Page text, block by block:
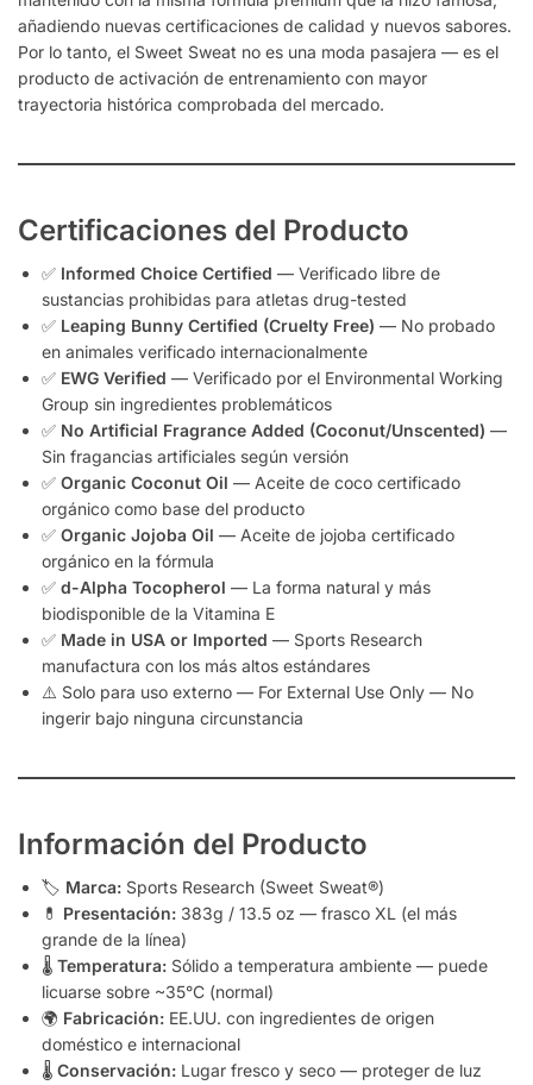
añadiendo nuevas certificaciones de calidad y nuevos sabores.
Por lo tanto, el Sweet Sweat no es una moda pasajera — es el
producto de activación de entrenamiento con mayor
trayectoria histórica comprobada del mercado.
Certificaciones del Producto
✅ Informed Choice Certified — Verificado libre de
sustancias prohibidas para atletas drug-tested
✅ Leaping Bunny Certified (Cruelty Free) — No probado
en animales verificado internacionalmente
✅ EWG Verified — Verificado por el Environmental Working
Group sin ingredientes problemáticos
✅ No Artificial Fragrance Added (Coconut/Unscented) —
Sin fragancias artificiales según versión
✅ Organic Coconut Oil — Aceite de coco certificado
orgánico como base del producto
✅ Organic Jojoba Oil — Aceite de jojoba certificado
orgánico en la fórmula
✅ d-Alpha Tocopherol — La forma natural y más
biodisponible de la Vitamina E
✅ Made in USA or Imported — Sports Research
manufactura con los más altos estándares
⚠️ Solo para uso externo — For External Use Only — No
ingerir bajo ninguna circunstancia
Información del Producto
🏷️ Marca: Sports Research (Sweet Sweat®)
💊 Presentación: 383g / 13.5 oz — frasco XL (el más
grande de la línea)
🌡️ Temperatura: Sólido a temperatura ambiente — puede
licuarse sobre ~35°C (normal)
🌍 Fabricación: EE.UU. con ingredientes de origen
doméstico e internacional
🌡️ Conservación: Lugar fresco y seco — proteger de luz